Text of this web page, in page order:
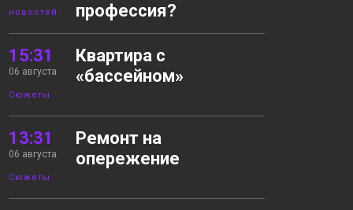
новостей
профессия?
15:31
06 августа
Сюжеты
Квартира с
«бассейном»
13:31
06 августа
Сюжеты
Ремонт на
опережение